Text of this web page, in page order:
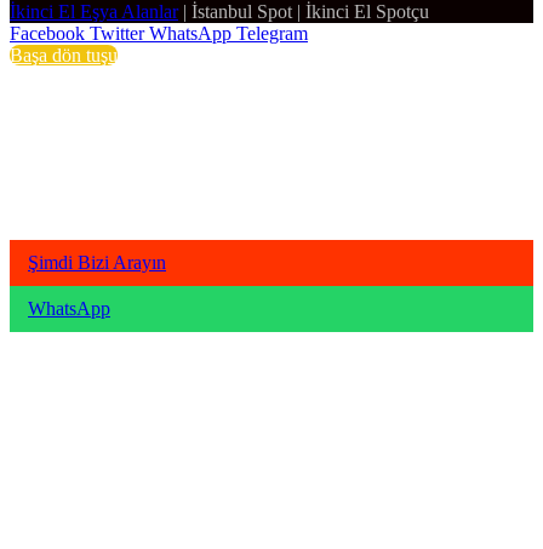
İkinci El Eşya Alanlar İstanbul Spot İkinci El Spotçu
Facebook Twitter WhatsApp Telegram
Başa dön tuşu
Şimdi Bizi Arayın
WhatsApp